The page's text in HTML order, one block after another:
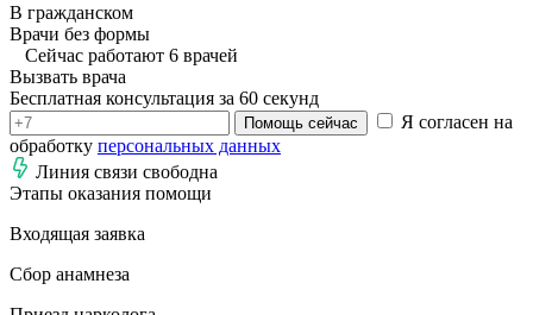
В гражданском
Врачи без формы
Сейчас работают 6 врачей
Вызвать врача
Бесплатная консультация за 60 секунд
Помощь сейчас
Я согласен на
обработку персональных данных
Линия связи свободна
Этапы оказания помощи
Входящая заявка
Сбор анамнеза